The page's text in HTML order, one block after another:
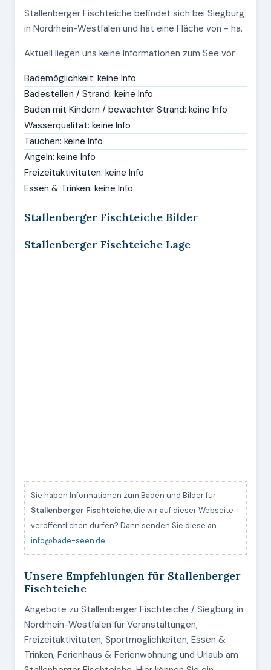
Stallenberger Fischteiche befindet sich bei Siegburg
in Nordrhein-Westfalen und hat eine Fläche von - ha.
Aktuell liegen uns keine Informationen zum See vor.
Bademöglichkeit: keine Info
Badestellen / Strand: keine Info
Baden mit Kindern / bewachter Strand: keine Info
Wasserqualität: keine Info
Tauchen: keine Info
Angeln: keine Info
Freizeitaktivitäten: keine Info
Essen & Trinken: keine Info
Stallenberger Fischteiche Bilder
Stallenberger Fischteiche Lage
Sie haben Informationen zum Baden und Bilder für
Stallenberger Fischteiche, die wir auf dieser Webseite
veröffentlichen dürfen? Dann senden Sie diese an
info@bade-seen.de
Unsere Empfehlungen für Stallenberger
Fischteiche
Angebote zu Stallenberger Fischteiche / Siegburg in
Nordrhein-Westfalen für Veranstaltungen,
Freizeitaktivitäten, Sportmöglichkeiten, Essen &
Trinken, Ferienhaus & Ferienwohnung und Urlaub am